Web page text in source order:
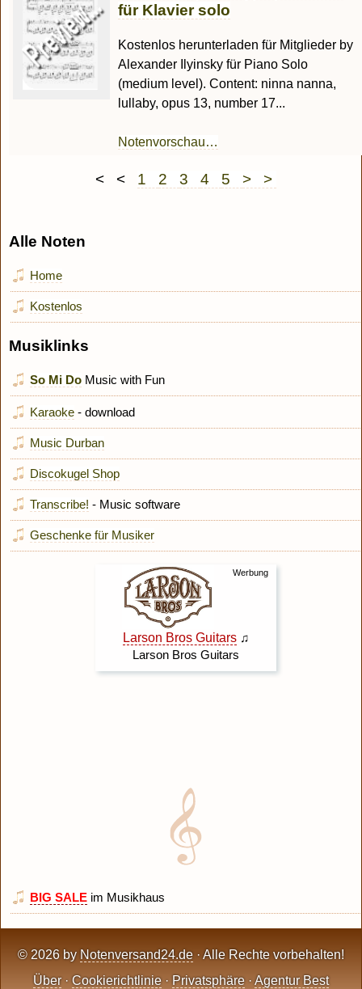
für Klavier solo
Kostenlos herunterladen für Mitglieder by
Alexander Ilyinsky für Piano Solo
(medium level). Content: ninna nanna,
lullaby, opus 13, number 17...
Notenvorschau…
< < 1 2 3 4 5 > >
Alle Noten
Home
Kostenlos
Musiklinks
So Mi Do Music with Fun
Karaoke - download
Music Durban
Discokugel Shop
Transcribe! - Music software
Geschenke für Musiker
BIG SALE im Musikhaus
© 2026 by Notenversand24.de · Alle Rechte vorbehalten!
Über · Cookierichtlinie · Privatsphäre · Agentur Best